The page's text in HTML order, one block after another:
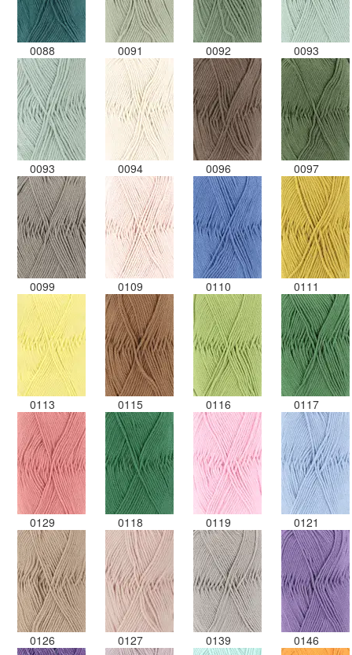
0088 0091 0092 0093
0093 0094 0096 0097
0099 0109 0110 0111
0113 0115 0116 0117
0129 0118 0119 0121
0126 0127 0139 0146